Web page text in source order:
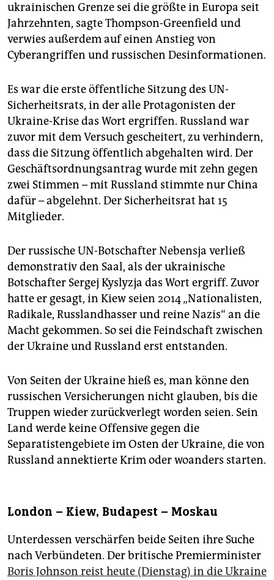
ukrainischen Grenze sei die größte in Europa seit
Jahrzehnten, sagte Thompson-Greenfield und
verwies außerdem auf einen Anstieg von
Cyberangriffen und russischen Desinformationen.
Es war die erste öffentliche Sitzung des UN-
Sicherheitsrats, in der alle Protagonisten der
Ukraine-Krise das Wort ergriffen. Russland war
zuvor mit dem Versuch gescheitert, zu verhindern,
dass die Sitzung öffentlich abgehalten wird. Der
Geschäftsordnungsantrag wurde mit zehn gegen
zwei Stimmen – mit Russland stimmte nur China
dafür – abgelehnt. Der Sicherheitsrat hat 15
Mitglieder.
Der russische UN-Botschafter Nebensja verließ
demonstrativ den Saal, als der ukrainische
Botschafter Sergej Kyslyzja das Wort ergriff. Zuvor
hatte er gesagt, in Kiew seien 2014 „Nationalisten,
Radikale, Russlandhasser und reine Nazis“ an die
Macht gekommen. So sei die Feindschaft zwischen
der Ukraine und Russland erst entstanden.
Von Seiten der Ukraine hieß es, man könne den
russischen Versicherungen nicht glauben, bis die
Truppen wieder zurückverlegt worden seien. Sein
Land werde keine Offensive gegen die
Separatistengebiete im Osten der Ukraine, die von
Russland annektierte Krim oder woanders starten.
London – Kiew, Budapest – Moskau
Unterdessen verschärfen beide Seiten ihre Suche
nach Verbündeten. Der britische Premierminister
Boris Johnson reist heute (Dienstag) in die Ukraine